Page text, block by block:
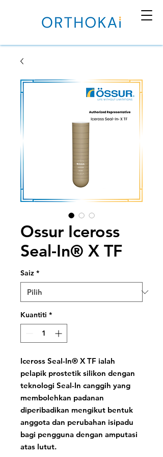
Ossur Iceross
Seal-In® X TF
Saiz *
Kuantiti *
Iceross Seal-In® X TF ialah
pelapik prostetik silikon dengan
teknologi Seal-In canggih yang
membolehkan padanan
diperibadikan mengikut bentuk
anggota dan perubahan isipadu
bagi pengguna dengan amputasi
atas lutut.